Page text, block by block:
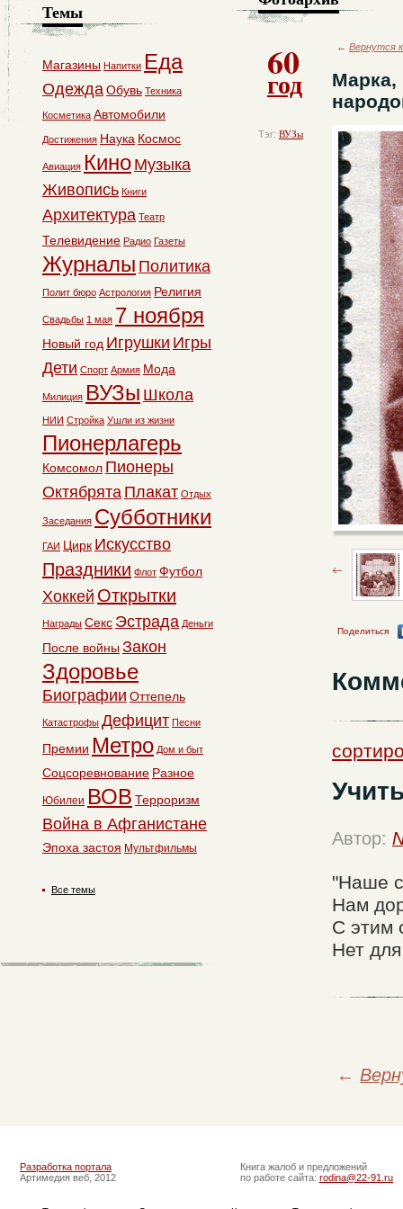
60
год
Тэг: ВУЗы
← Вернутся
Марка,
Поделиться
Автор:
"Наше
Нам
С этим
Нет
←
Темы
Магазины Напитки Еда
ОдеждаОбувь Техника
Косметика Автомобили
Достижения Наука Космос
Авиация Кино Музыка
Живопись Книги
Архитектура Театр
Телевидение Радио Газеты
Журналы Политика
Полит бюро Астрология Религия
Свадьбы 1 мая 7 ноября
Новый год Игрушки Игры
Дети Спорт Армия Мода
Милиция ВУЗы Школа
НИИ Стройка Ушли из жизни
Пионерлагерь
Комсомол Пионеры
Октябрята Плакат Отдых
Заседания Субботники
ГАИ Цирк Искусство
Праздники Флот Футбол
Хоккей Открытки
Награды Секс Эстрада Деньги
После войны Закон
Здоровье
Биографии Оттепель
Катастрофы Дефицит Песни
Премии Метро Дом и быт
Соцсоревнование Разное
Юбилеи ВОВ Терроризм
Война в Афганистане
Эпоха застоя Мультфильмы
Все темы
Разработка портала
Артимедия веб, 2012
Книга жалоб и предложений
по работе сайта: rodina@22-91.ru